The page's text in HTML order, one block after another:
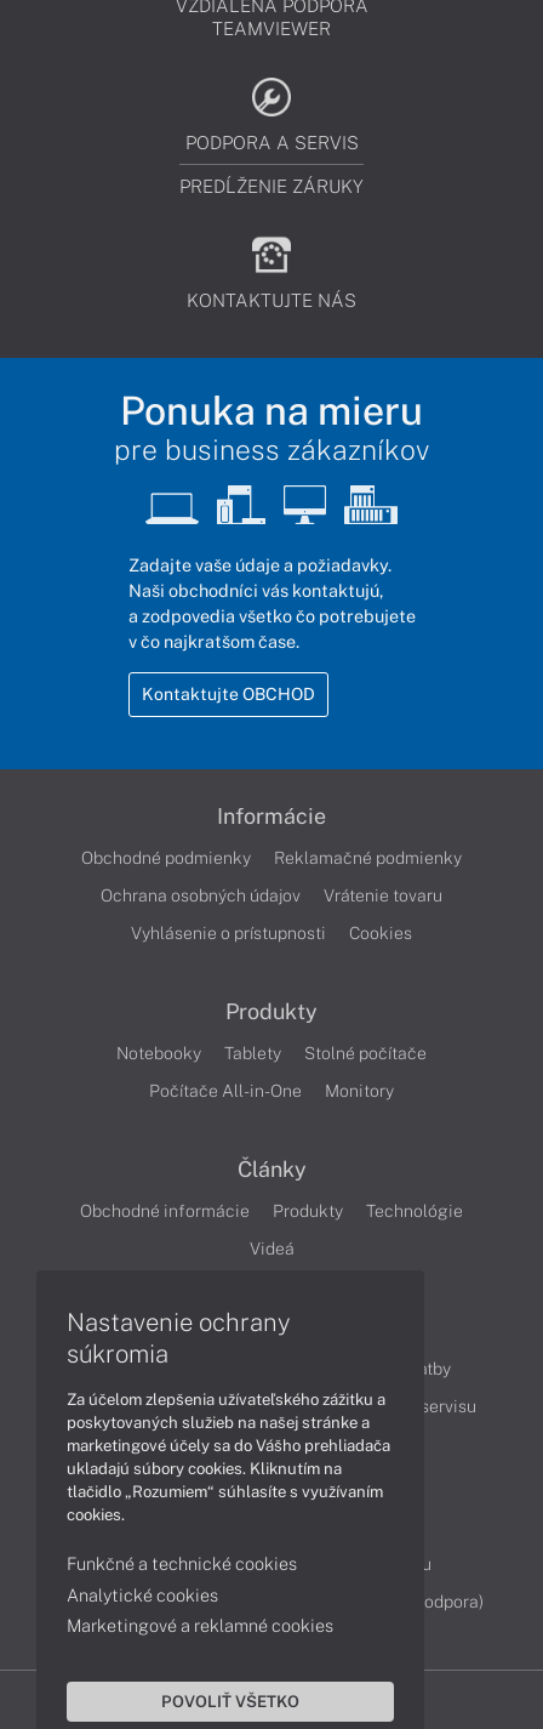
VZDIALENÁ PODPORA
TEAMVIEWER
PODPORA A SERVIS
PREDĹŽENIE ZÁRUKY
KONTAKTUJTE NÁS
Ponuka na mieru
pre business zákazníkov
Zadajte vaše údaje a požiadavky.
Naši obchodníci vás kontaktujú,
a zodpovedia všetko čo potrebujete
v čo najkratšom čase.
Kontaktujte OBCHOD
Informácie
Obchodné podmienky
Reklamačné podmienky
Ochrana osobných údajov
Vrátenie tovaru
Vyhlásenie o prístupnosti
Cookies
Produkty
Notebooky Tablety
Stolné počítače
Počítače All-in-One
Monitory
Články
Obchodné informácie Produkty
Technológie
Videá
Obsah
Ako nakupovať
Možnosti doručenia a platby
Podpora a servis
Servisné služby Cenník servisu
Kontakty
Servisné oddelenie
Reklamácia tovaru
Diagnostiky online
TeamViewer (vzdialená podpora)
Nastavenie ochrany
súkromia
Za účelom zlepšenia užívateľského zážitku a
poskytovaných služieb na našej stránke a
marketingové účely sa do Vášho prehliadača
ukladajú súbory cookies. Kliknutím na
tlačidlo „Rozumiem“ súhlasíte s využívaním
cookies.
Funkčné a technické cookies
Analytické cookies
Marketingové a reklamné cookies
POVOLIŤ VŠETKO